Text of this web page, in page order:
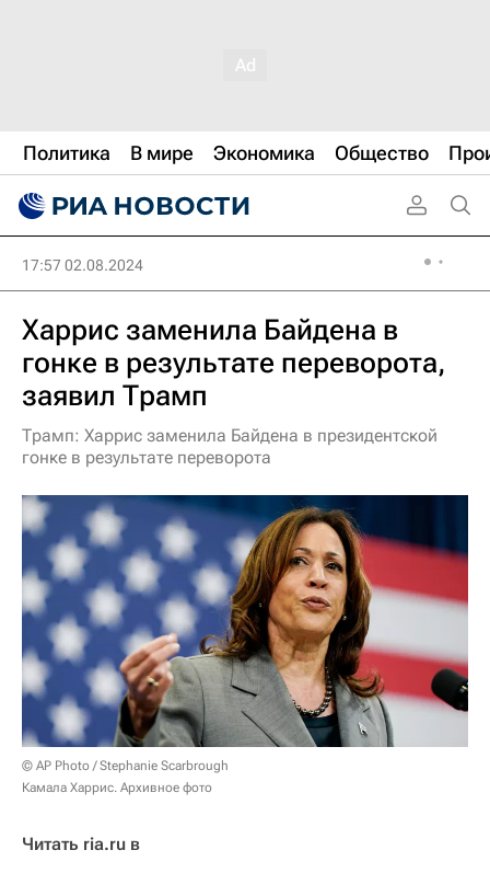
Политика В мире Экономика Общество
17:57 02.08.2024
Харрис заменила Байдена в
гонке в результате переворота,
заявил Трамп
Трамп: Харрис заменила Байдена в президентской
гонке в результате переворота
© AP Photo / Stephanie Scarbrough
Камала Харрис. Архивное фото
Читать ria.ru в